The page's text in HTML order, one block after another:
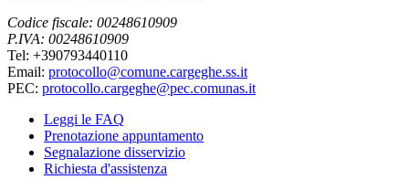
Codice fiscale: 00248610909
P.IVA: 00248610909
Tel: +390793440110
Email: protocollo@comune.cargeghe.ss.it
PEC: protocollo.cargeghe@pec.comunas.it
Leggi le FAQ
Prenotazione appuntamento
Segnalazione disservizio
Richiesta d'assistenza